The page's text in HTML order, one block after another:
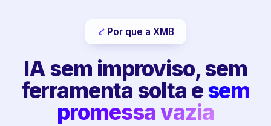
Por que a XMB
IA sem improviso, sem
ferramenta solta esem
promessa vazia